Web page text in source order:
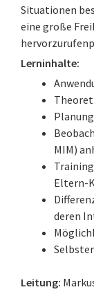
Situationen
eine große
Lerninhalte:
MIM)
Eltern-
deren
Leitung: